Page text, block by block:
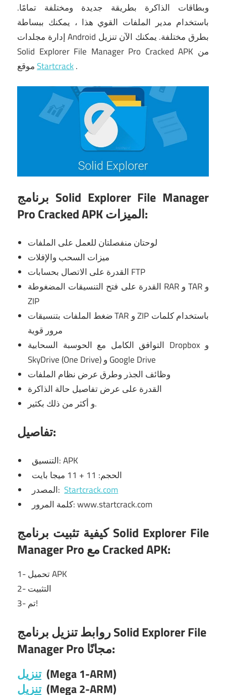
وبطاقات الذاكرة بطريقة جديدة ومختلفة تمامًا.
باستخدام مدير الملفات القوي هذا ، يمكنك ببساطة
إدارة مجلدات Android بطرق مختلفة. يمكنك الآن تنزيل
Solid Explorer File Manager Pro Cracked APK من
Startcrack.
برنامج Solid Explorer File Manager
Pro Cracked APK الميزات:
لوحتان منفصلتان للعمل على الملفات
ميزات السحب والإفلات
القدرة على الاتصال بحسابات FTP
القدرة على فتح التنسيقات المضغوطة RAR و TAR و
ZIP
ضغط الملفات بتنسيقات TAR و ZIP باستخدام كلمات
مرور قوية
التوافق الكامل مع الحوسبة السحابية Dropbox و
SkyDrive (One Drive) و Google Drive
وظائف الجذر وطرق عرض نظام الملفات
القدرة على عرض تفاصيل حالة الذاكرة
و أكثر من ذلك بكثير.
تفاصيل:
التنسيق: APK
الحجم: 11 + 11 ميجا بايت
المصدر:Startcrack.com
كلمة المرور: www.startcrack.com
كيفية تثبيت برنامج Solid Explorer File
Manager Pro مع Cracked APK:
1- تحميل APK
2- التثبيت
3- تم!
روابط تنزيل برنامج Solid Explorer File
Manager Pro مجانًا:
تنزيل(Mega 1-ARM)
تنزيل(Mega 2-ARM)